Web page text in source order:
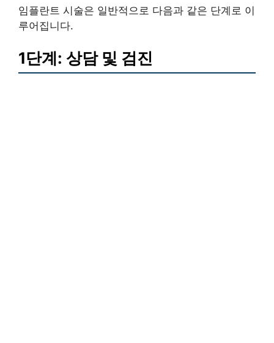
임플란트 시술은 일반적으로 다음과 같은 단계로 이
루어집니다.
1단계: 상담 및 검진